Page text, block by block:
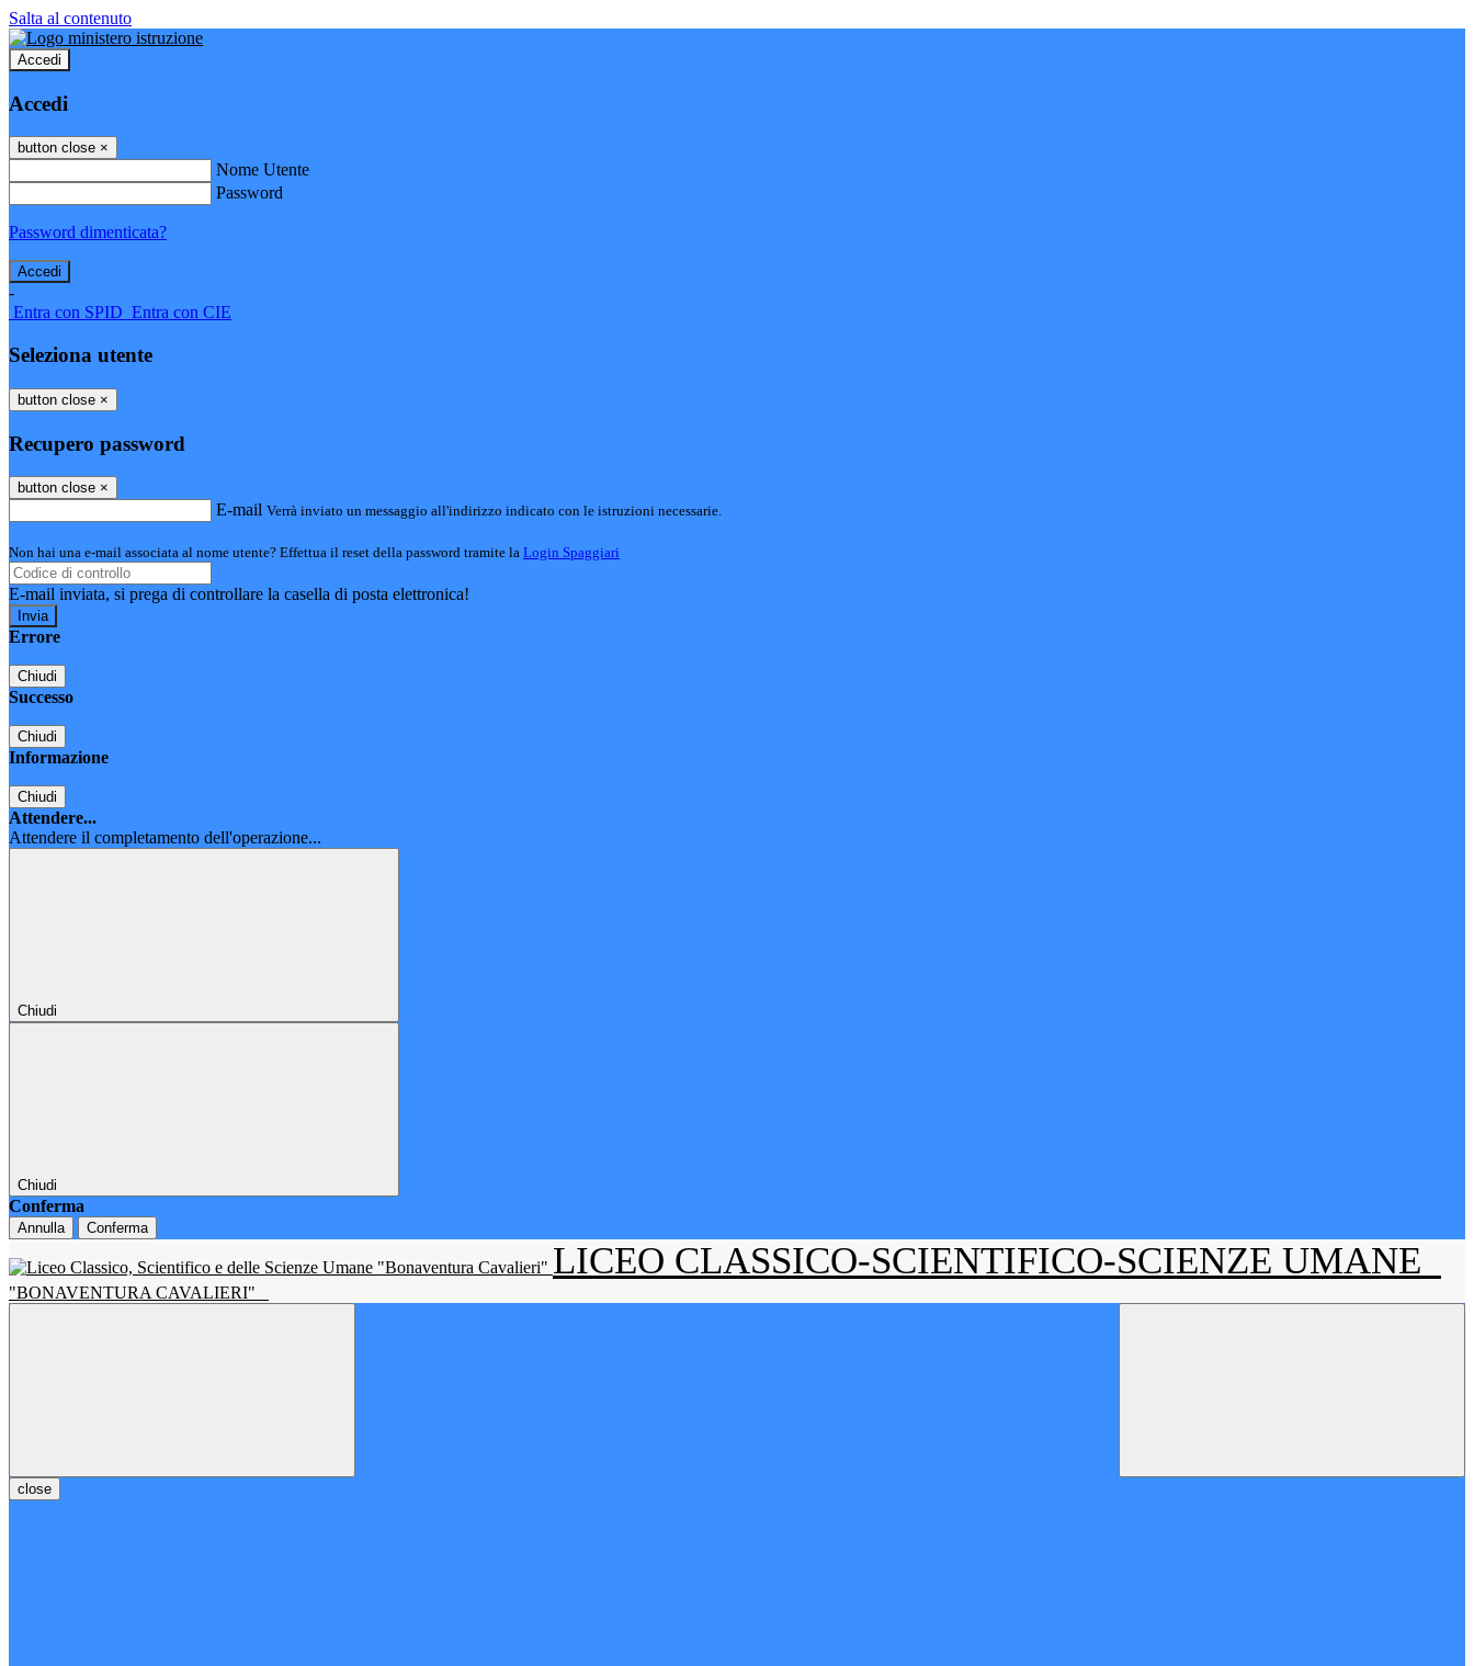
Salta al contenuto
Accedi
Accedi
button close ×
Nome Utente
Password
Password dimenticata?
-
Entra con SPID Entra con CIE
Seleziona utente
button close ×
Recupero password
button close ×
E-mail Verrà inviato un messaggio all'indirizzo indicato con le istruzioni necessarie.
Non hai una e-mail associata al nome utente? Effettua il reset della password tramite la Login Spaggiari
E-mail inviata, si prega di controllare la casella di posta elettronica!
Errore
Chiudi
Successo
Chiudi
Informazione
Chiudi
Attendere...
Attendere il completamento dell'operazione...
Chiudi
Chiudi
Conferma
Annulla Conferma
LICEO CLASSICO-SCIENTIFICO-SCIENZE UMANE
"BONAVENTURA CAVALIERI"
close